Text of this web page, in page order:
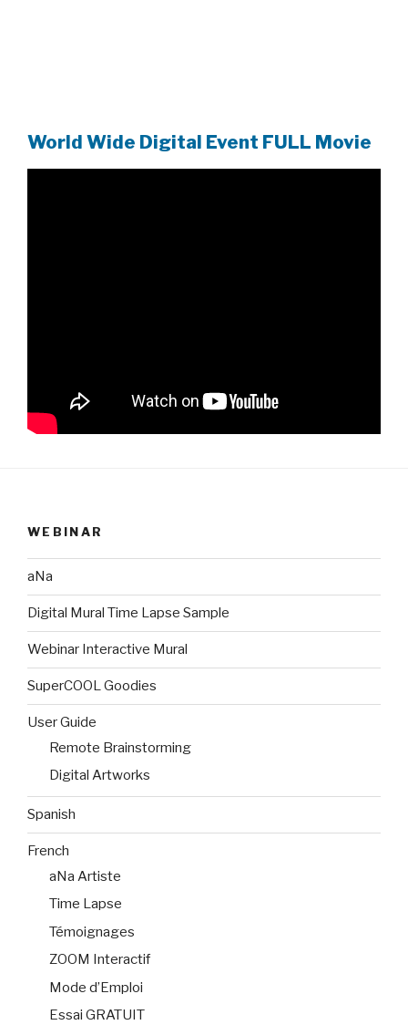
World Wide Digital Event FULL Movie
WEBINAR
aNa
Digital Mural Time Lapse Sample
Webinar Interactive Mural
SuperCOOL Goodies
User Guide
Remote Brainstorming
Digital Artworks
Spanish
French
aNa Artiste
Time Lapse
Témoignages
ZOOM Interactif
Mode d’Emploi
Essai GRATUIT